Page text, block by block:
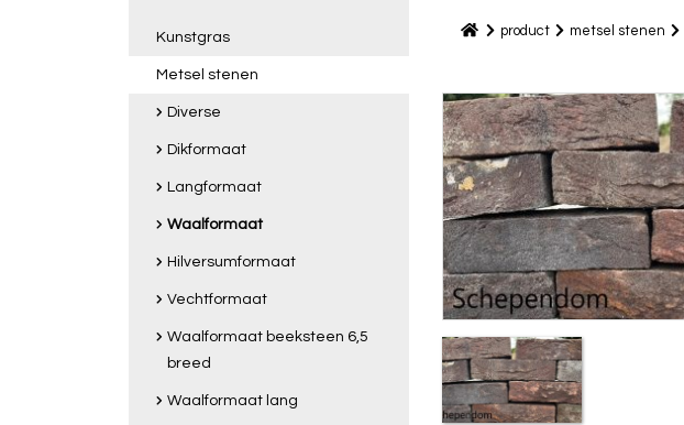
Kunstgras
Metsel stenen
Diverse
Dikformaat
Langformaat
Waalformaat
Hilversumformaat
Vechtformaat
Waalformaat beeksteen 6,5
breed
Waalformaat lang
product metsel stenen